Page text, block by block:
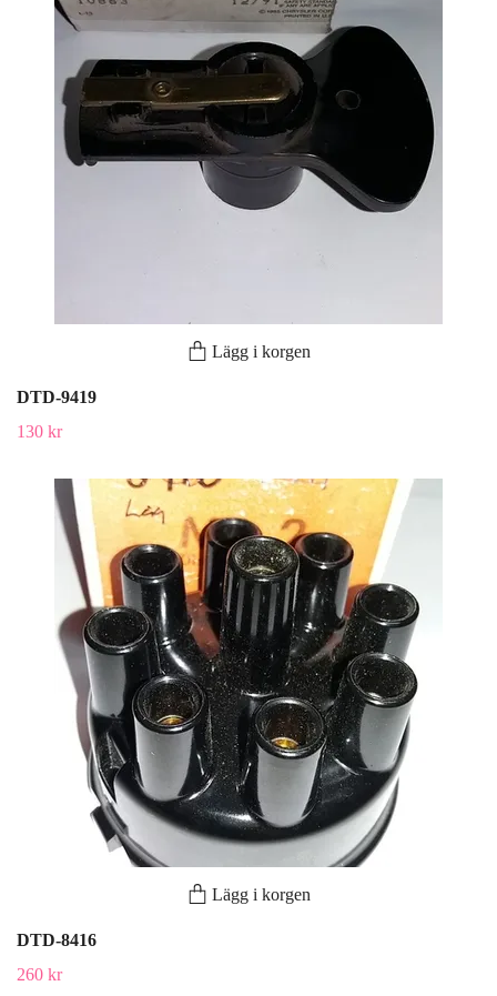
Lägg i korgen
DTD-9419
130 kr
Lägg i korgen
DTD-8416
260 kr